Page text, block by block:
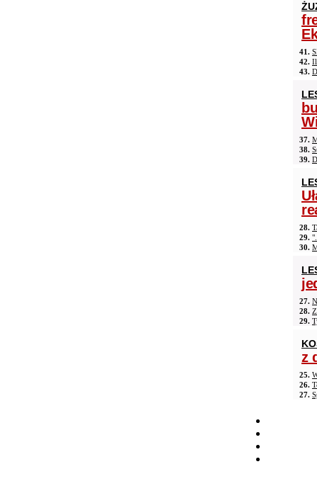
41.
42.
43.
37.
38.
39.
28.
29.
30.
27.
28.
29.
z
25.
26.
27.